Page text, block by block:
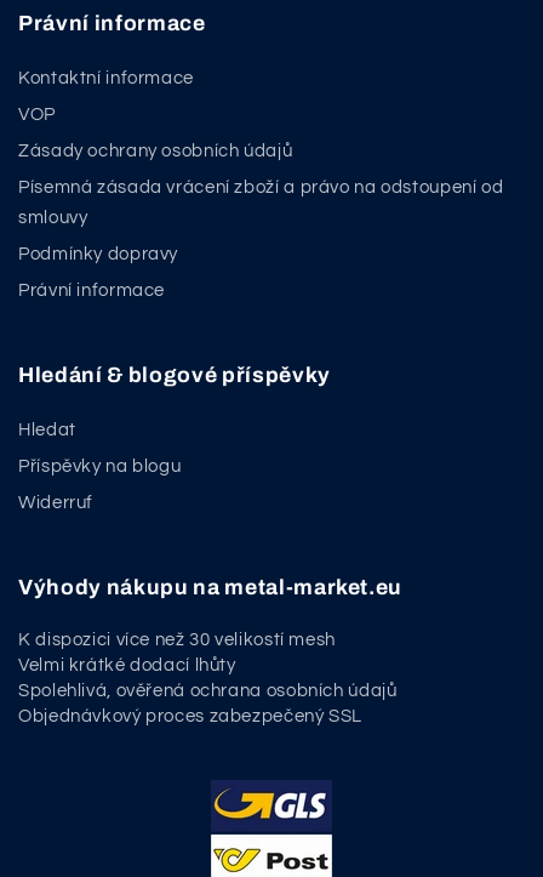
Právní informace
Kontaktní informace
VOP
Zásady ochrany osobních údajů
Písemná zásada vrácení zboží a právo na odstoupení od
smlouvy
Podmínky dopravy
Právní informace
Hledání & blogové příspěvky
Hledat
Příspěvky na blogu
Widerruf
Výhody nákupu na metal-market.eu
K dispozici více než 30 velikostí mesh
Velmi krátké dodací lhůty
Spolehlivá, ověřená ochrana osobních údajů
Objednávkový proces zabezpečený SSL